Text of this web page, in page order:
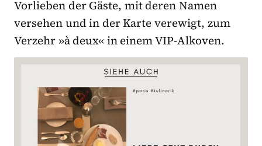
Vorlieben der Gäste, mit deren Namen
versehen und in der Karte verewigt, zum
Verzehr »à deux« in einem VIP-Alkoven.